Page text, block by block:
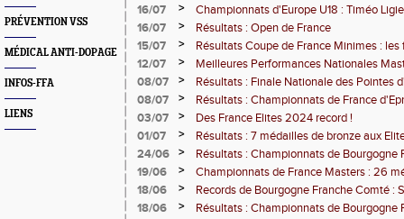
PRÉVENTION VSS
MÉDICAL ANTI-DOPAGE
INFOS-FFA
LIENS
16/07
>
Championnats d'Europe U18 : Timéo
16/07
>
Résultats : Open de France
15/07
>
Résultats Coupe de France Minimes : les
12/07
>
Meilleures Performances Nationales
08/07
>
Résultats : Finale Nationale des Pointes
08/07
>
Résultats : Championnats de France
Jeunes et Nationaux
03/07 >
Des France Elites 2024 record !
01/07
>
Résultats : 7 médailles de bronze aux
24/06
>
Résultats : Championnats de Bourgogne
19/06
>
Championnats de France Masters : 26
18/06
>
Records de Bourgogne Franche Comté :
Cadet
18/06 >
Résultats : Championnats de Bourgogne